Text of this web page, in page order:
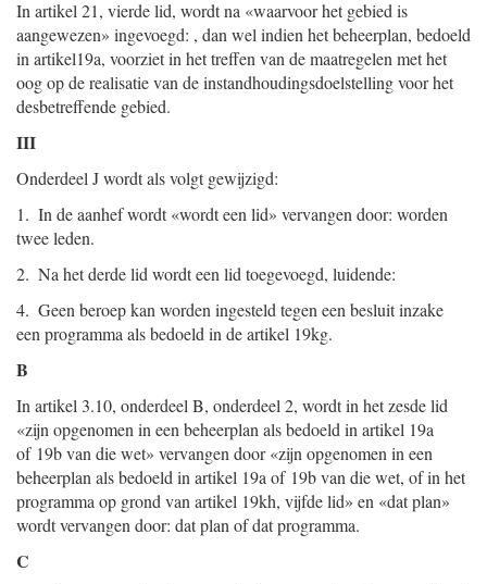
In artikel 21, vierde lid, wordt na «waarvoor het gebied is
aangewezen» ingevoegd: , dan wel indien het beheerplan, bedoeld
in artikel19a, voorziet in het treffen van de maatregelen met het
oog op de realisatie van de instandhoudingsdoelstelling voor het
desbetreffende gebied.
III
Onderdeel J wordt als volgt gewijzigd:
1. In de aanhef wordt «wordt een lid» vervangen door: worden
twee leden.
2. Na het derde lid wordt een lid toegevoegd, luidende:
4. Geen beroep kan worden ingesteld tegen een besluit inzake
een programma als bedoeld in de artikel 19kg.
B
In artikel 3.10, onderdeel B, onderdeel 2, wordt in het zesde lid
«zijn opgenomen in een beheerplan als bedoeld in artikel 19a
of 19b van die wet» vervangen door «zijn opgenomen in een
beheerplan als bedoeld in artikel 19a of 19b van die wet, of in het
programma op grond van artikel 19kh, vijfde lid» en «dat plan»
wordt vervangen door: dat plan of dat programma.
C